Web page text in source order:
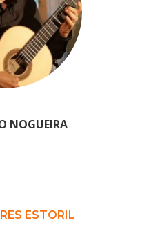
NOGUEIRA
ESTORIL